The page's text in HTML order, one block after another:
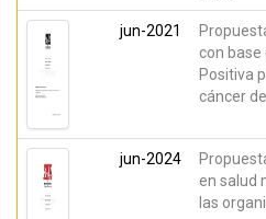
jun-2021
con base
Positiva
cáncer
jun-2024
en salud
las